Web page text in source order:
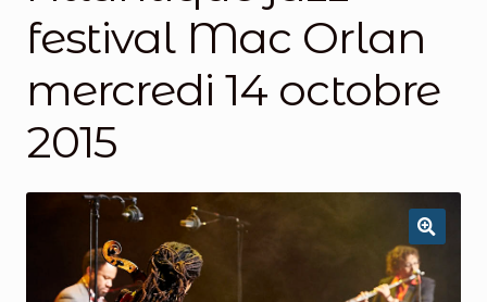
festival Mac Orlan
mercredi 14 octobre
2015